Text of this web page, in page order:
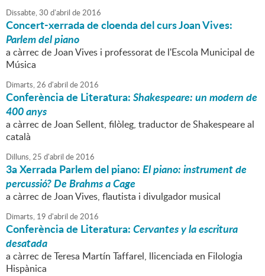
Dissabte,30 d'abril de2016
Concert-xerrada de cloenda del curs Joan Vives:
Parlem del piano
a càrrec de Joan Vives i professorat de l'Escola Municipal de
Música
Dimarts,26 d'abril de2016
Conferència de Literatura:Shakespeare: un modern de
400 anys
a càrrec de Joan Sellent, filòleg, traductor de Shakespeare al
català
Dilluns,25 d'abril de2016
3a XerradaParlem del piano:El piano: instrument de
percussió? De Brahms a Cage
a càrrec de Joan Vives, flautista i divulgador musical
Dimarts, 19 d'abril de2016
Conferència de Literatura:Cervantes y la escritura
desatada
a càrrec de Teresa Martín Taffarel, llicenciada en Filologia
Hispànica